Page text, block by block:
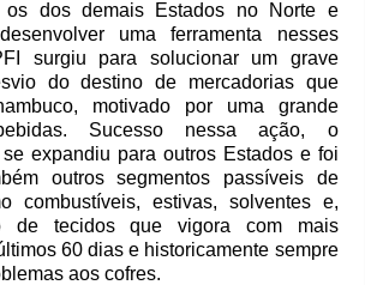
os dos demais Estados no Norte e
uma ferramenta nesses
surgiu para solucionar um grave
do destino de mercadorias que
motivado por uma grande
Sucesso nessa ação, o
expandiu para outros Estados e foi
outros segmentos passíveis de
combustíveis, estivas, solventes e,
de tecidos que vigora com mais
60 dias e historicamente sempre
aos cofres.